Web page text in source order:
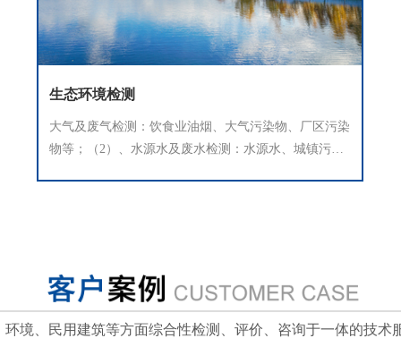
生态环境检测
大气及废气检测：饮食业油烟、大气污染物、厂区污染
物等；（2）、水源水及废水检测：水源水、城镇污
环境、民用建筑等方面综合性检测、评价、咨询于一体的技术